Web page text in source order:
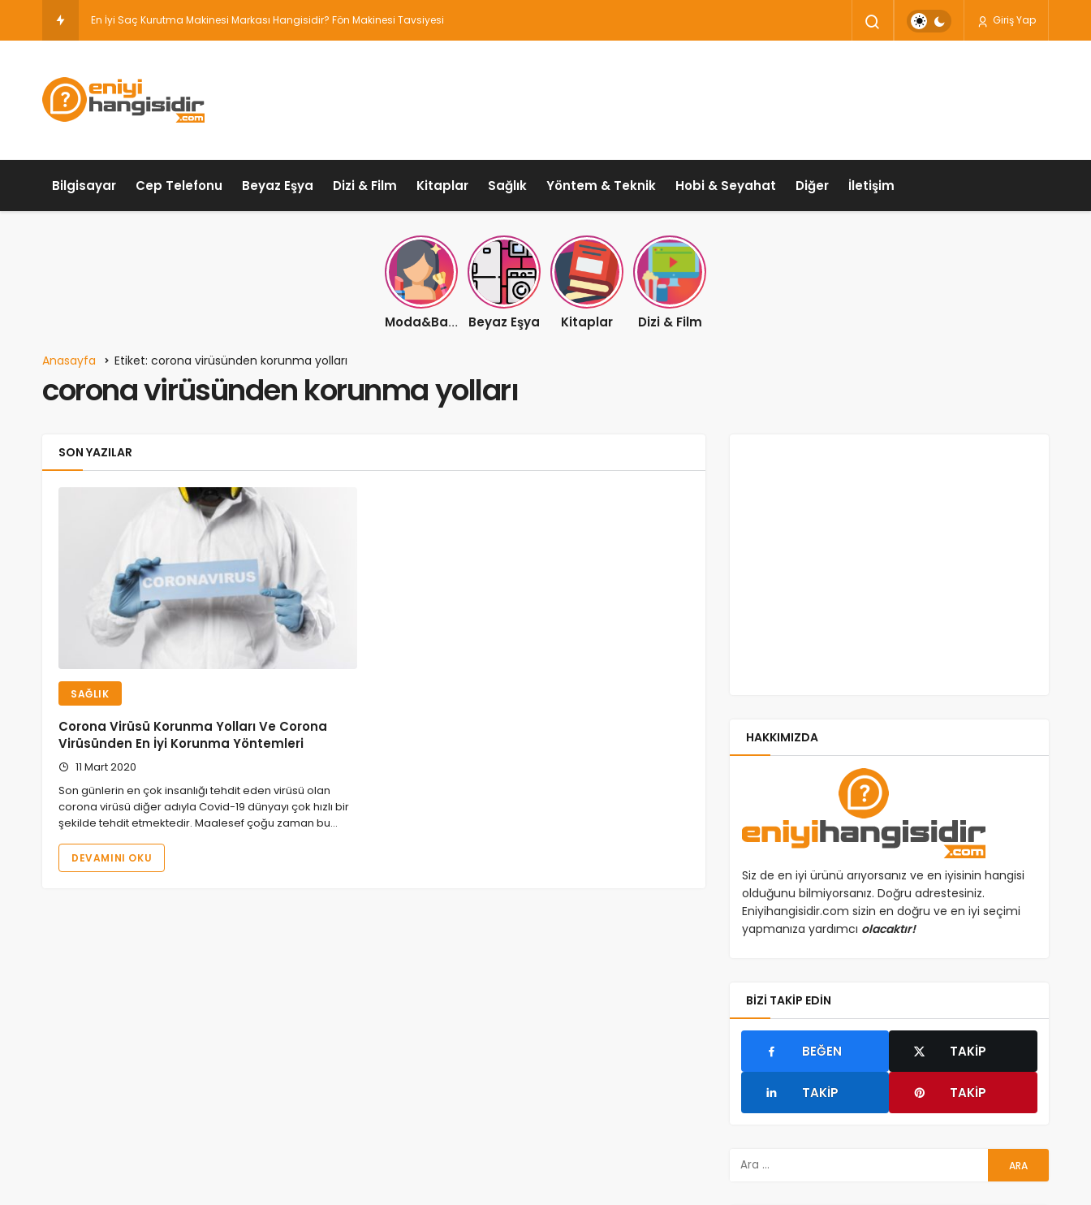
En İyi Saç Kurutma Makinesi Markası Hangisidir? Fön Makinesi Tavsiyesi Giriş Yap
Bilgisayar Cep Telefonu Beyaz Eşya Dizi & Film Kitaplar Sağlık Yöntem & Teknik Hobi & Seyahat Diğer İletişim
Moda&Bakım Beyaz Eşya Kitaplar Dizi & Film
Anasayfa Etiket: corona virüsünden korunma yolları
corona virüsünden korunma yolları
SON YAZILAR
SAĞLIK
Corona Virüsü Korunma Yolları Ve Corona
Virüsünden En İyi Korunma Yöntemleri
11 Mart 2020
Son günlerin en çok insanlığı tehdit eden virüsü olan
corona virüsü diğer adıyla Covid-19 dünyayı çok hızlı bir
şekilde tehdit etmektedir. Maalesef çoğu zaman bu…
DEVAMINI OKU
HAKKIMIZDA
Siz de en iyi ürünü arıyorsanız ve en iyisinin hangisi
olduğunu bilmiyorsanız. Doğru adrestesiniz.
Eniyihangisidir.com sizin en doğru ve en iyi seçimi
yapmanıza yardımcı olacaktır!
BIZI TAKIP EDIN
BEĞEN TAKIP
TAKIP TAKIP